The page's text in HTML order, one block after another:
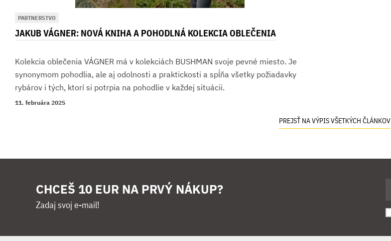
PARTNERSTVO
JAKUB VÁGNER: NOVÁ KNIHA A POHODLNÁ KOLEKCIA OBLEČENIA
Kolekcia oblečenia VÁGNER má v kolekciách BUSHMAN svoje pevné miesto. Je
synonymom pohodlia, ale aj odolnosti a praktickosti a spĺňa všetky požiadavky
rybárov i tých, ktorí si potrpia na pohodlie v každej situácii.
11. februára 2025
PREJSŤ NA VÝPIS VŠETKÝCH ČLÁNKOV
CHCEŠ 10 EUR NA PRVÝ NÁKUP?
Zadaj svoj e-mail!